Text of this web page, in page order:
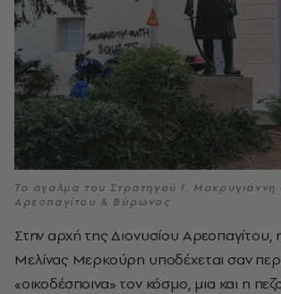
Το άγαλμα του Στρατηγού Ι. Μακρυγιάννη
Αρεοπαγίτου & Βύρωνος
Στην αρχή της Διονυσίου
Μελίνας Μερκούρη υποδέχεται σαν
«οικοδέσποινα» τον κόσμο, μια και η